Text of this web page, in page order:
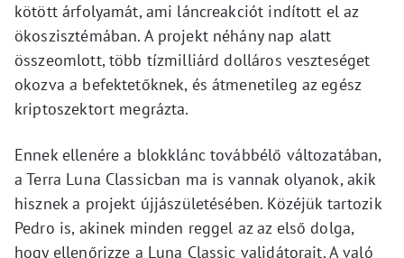
kötött árfolyamát, ami láncreakciót indított el az
ökoszisztémában. A projekt néhány nap alatt
összeomlott, több tízmilliárd dolláros veszteséget
okozva a befektetőknek, és átmenetileg az egész
kriptoszektort megrázta.
Ennek ellenére a blokklánc továbbélő változatában,
a Terra Luna Classicban ma is vannak olyanok, akik
hisznek a projekt újjászületésében. Közéjük tartozik
Pedro is, akinek minden reggel az az első dolga,
hogy ellenőrizze a Luna Classic validátorait. A való